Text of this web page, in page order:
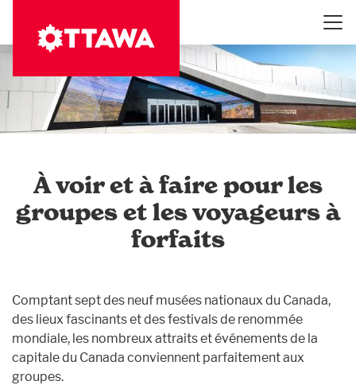
contenu
À voir et à faire pour les
groupes et les voyageurs à
forfaits
Comptant sept des neuf musées nationaux du Canada,
des lieux fascinants et des festivals de renommée
mondiale, les nombreux attraits et événements de la
capitale du Canada conviennent parfaitement aux
groupes.